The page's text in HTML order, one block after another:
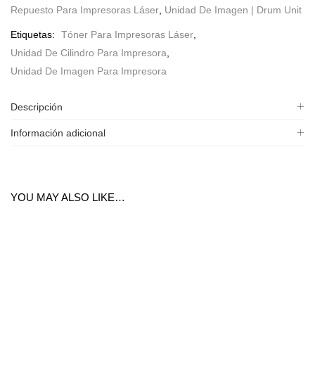
Repuesto Para Impresoras Láser Unidad De Imagen | Drum Unit
Etiquetas: Tóner Para Impresoras Láser
Unidad De Cilindro Para Impresora
Unidad De Imagen Para Impresora
Descripción
Información adicional
YOU MAY ALSO LIKE…